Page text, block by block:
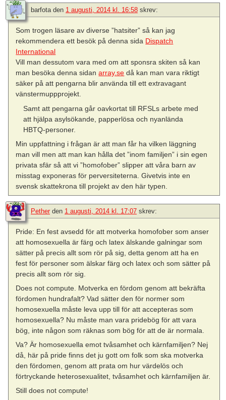
barfotaden 1 augusti, 2014 kl. 16:58 skrev:
Som trogen läsare av diverse ”hatsiter” så kan jag
rekommendera ett besök på denna sida Dispatch
International
Vill man dessutom vara med om att sponsra skiten så kan
man besöka denna sidanarray.se då kan man vara riktigt
säker på att pengarna blir använda till ett extravagant
vänstermuppprojekt.
Samt att pengarna går oavkortat till RFSLs arbete med
att hjälpa asylsökande, papperlösa och nyanlända
HBTQ-personer.
Min uppfattning i frågan är att man får ha vilken läggning
man vill men att man kan hålla det ”inom familjen” i sin egen
privata sfär så att vi ”homofober” slipper att våra barn av
misstag exponeras för perversiteterna. Givetvis inte en
svensk skattekrona till projekt av den här typen.
Pether den 1 augusti, 2014 kl. 17:07 skrev:
Pride: En fest avsedd för att motverka homofober som anser
att homosexuella är färg och latex älskande galningar som
sätter på precis allt som rör på sig, detta genom att ha en
fest för personer som älskar färg och latex och som sätter på
precis allt som rör sig.
Does not compute. Motverka en fördom genom att bekräfta
fördomen hundrafalt? Vad sätter den för normer som
homosexuella måste leva upp till för att accepteras som
homosexuella? Nu måste man vara pridebög för att vara
bög, inte någon som räknas som bög för att de är normala.
Va? Är homosexuella emot tvåsamhet och kärnfamiljen? Nej
då, här på pride finns det ju gott om folk som ska motverka
den fördomen, genom att prata om hur värdelös och
förtryckande heterosexualitet, tvåsamhet och kärnfamiljen är.
Still does not compute!